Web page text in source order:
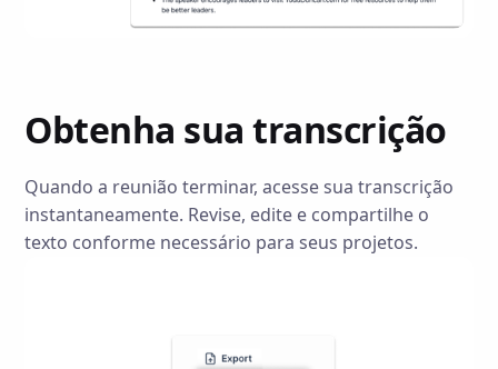
Obtenha sua transcrição
Quando a reunião terminar, acesse sua transcrição
instantaneamente. Revise, edite e compartilhe o
texto conforme necessário para seus projetos.